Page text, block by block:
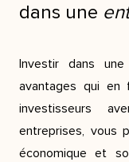
dans une
Investir dans
avantages qui
investisseurs
entreprises, vous
économique et